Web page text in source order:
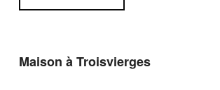
Maison à Troisvierges